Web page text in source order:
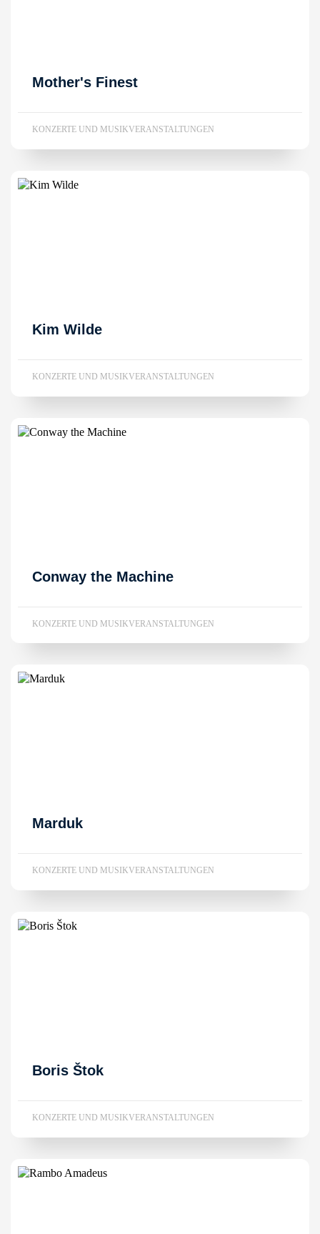
Mother's Finest
KONZERTE UND MUSIKVERANSTALTUNGEN
Kim Wilde
KONZERTE UND MUSIKVERANSTALTUNGEN
Conway the Machine
KONZERTE UND MUSIKVERANSTALTUNGEN
Marduk
KONZERTE UND MUSIKVERANSTALTUNGEN
Boris Štok
KONZERTE UND MUSIKVERANSTALTUNGEN